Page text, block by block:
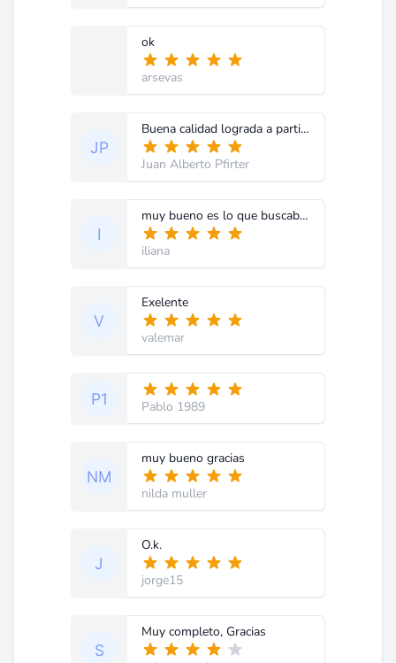
ok
arsevas
Buena calidad lograda a partir de una carpeta original de fábrica, muchas gracias.
Juan Alberto Pfirter
muy bueno es lo que buscaba gracias
iliana
Exelente
valemar
Pablo 1989
muy bueno gracias
nilda muller
O.k.
jorge15
Muy completo, Gracias